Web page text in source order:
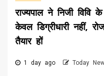
राज्यपाल ने निजी विवि
केवल डिग्रीधारी नहीं,
तैयार हों
1 day ago Today